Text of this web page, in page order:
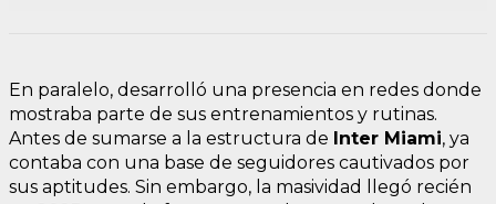
En paralelo, desarrolló una presencia en redes donde
mostraba parte de sus entrenamientos y rutinas.
Antes de sumarse a la estructura de Inter Miami, ya
contaba con una base de seguidores cautivados por
sus aptitudes. Sin embargo, la masividad llegó recién